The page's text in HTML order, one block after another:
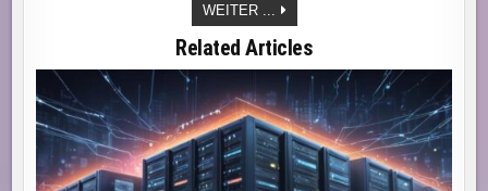
WEITER ... BLOCKCHAIN:
INNOVATIVER
MOTOR
ODER
BLOSSER H
YPE? C
HANCEN U
ND H
ERAUSFORDERUNGEN I
M D
IGITALEN U
MBRUCH E
RKUNDEN!
Related Articles